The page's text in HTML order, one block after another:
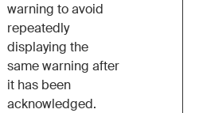
warning to avoid
repeatedly
displaying the
same warning after
it has been
acknowledged.